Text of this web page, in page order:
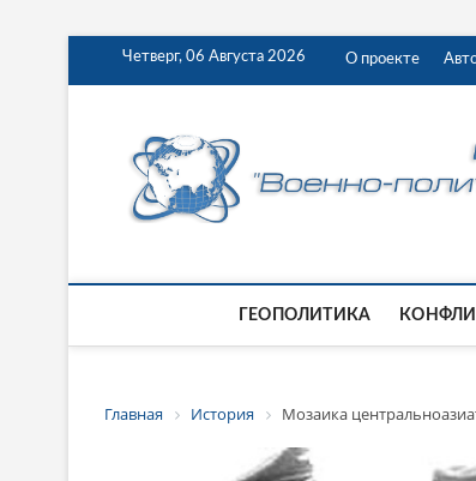
Четверг, 06 Августа 2026 О проекте
ГЕОПОЛИТИКА
Главная История Мозаика